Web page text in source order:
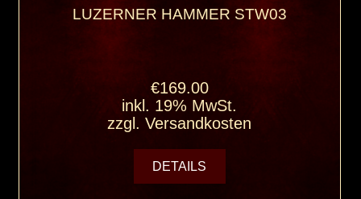
LUZERNER HAMMER STW03
€169.00
inkl. 19% MwSt.
zzgl.Versandkosten
DETAILS